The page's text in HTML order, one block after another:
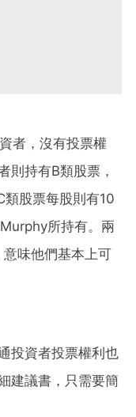
者，沒有投票權
則持有B類股票，
類股票每股則有10
所持有。兩
味他們基本上可
投資者投票權利也
建議書，只需要簡